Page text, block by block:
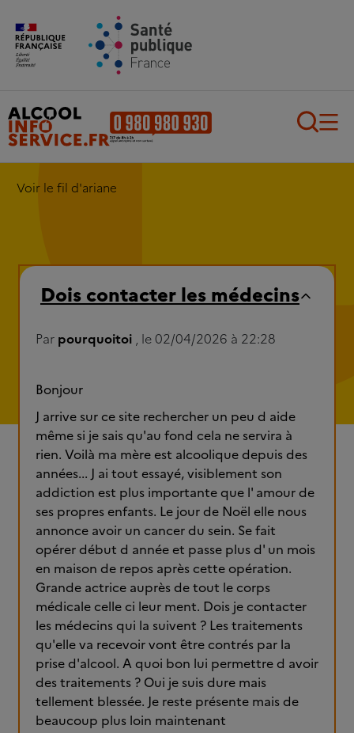
Aller au contenu principal
Voir le fil d'ariane
Dois contacter les médecins
Par pourquoitoi , le 02/04/2026 à 22:28
Bonjour
J arrive sur ce site rechercher un peu d aide
même si je sais qu'au fond cela ne servira à
rien. Voilà ma mère est alcoolique depuis des
années... J ai tout essayé, visiblement son
addiction est plus importante que l' amour de
ses propres enfants. Le jour de Noël elle nous
annonce avoir un cancer du sein. Se fait
opérer début d année et passe plus d' un mois
en maison de repos après cette opération.
Grande actrice auprès de tout le corps
médicale celle ci leur ment. Dois je contacter
les médecins qui la suivent ? Les traitements
qu'elle va recevoir vont être contrés par la
prise d'alcool. A quoi bon lui permettre d avoir
des traitements ? Oui je suis dure mais
tellement blessée. Je reste présente mais de
beaucoup plus loin maintenant